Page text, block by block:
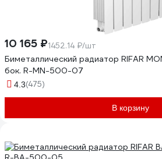
10 165 ₽1452.14 ₽/шт
Биметаллический радиатор RIFAR
бок. R-MN-500-07
4.3(475)
В корзину